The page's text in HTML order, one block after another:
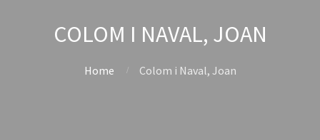
COLOM I NAVAL, JOAN
Home Colom i Naval, Joan